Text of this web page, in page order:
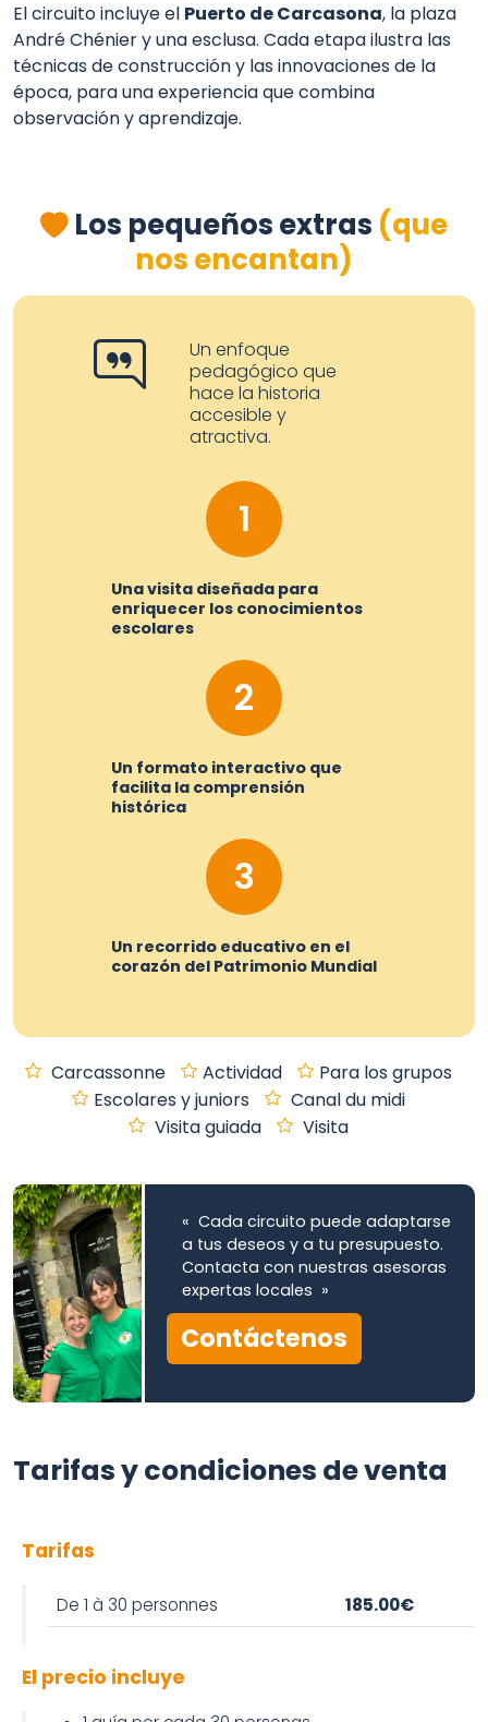
El circuito incluye el Puerto de Carcasona, la plaza
André Chénier y una esclusa. Cada etapa ilustra las
técnicas de construcción y las innovaciones de la
época, para una experiencia que combina
observación y aprendizaje.
Los pequeños extras (que
nos encantan)
Un enfoque
pedagógico que
hace la historia
accesible y
atractiva.
1
Una visita diseñada para
enriquecer los conocimientos
escolares
2
Un formato interactivo que
facilita la comprensión
histórica
3
Un recorrido educativo en el
corazón del Patrimonio Mundial
Carcassonne Actividad
Para los grupos
Escolares y juniors
Canal du midi
Visita guiada
Visita
« Cada circuito puede adaptarse
a tus deseos y a tu presupuesto.
Contacta con nuestras asesoras
expertas locales »
Contáctenos
Tarifas y condiciones de venta
Tarifas
De 1 à 30 personnes 185.00€
El precio incluye